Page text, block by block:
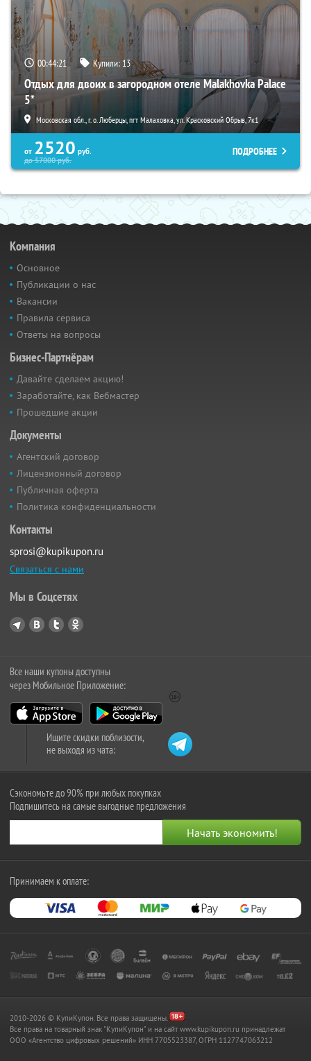
00:44:20 Купили:13
Отдых для двоих в загородном отеле Malakhovka Palace
5*
Московская обл., г. о. Люберцы, пгт Малаховка, ул. Красковский Обрыв, 7к1
от 2520 руб.
до57000руб.
ПОДРОБНЕЕ
Компания
Основное
Публикации о нас
Вакансии
Правила сервиса
Ответы на вопросы
Бизнес-Партнёрам
Давайте сделаем акцию!
Заработайте, как Вебмастер
Прошедшие акции
Документы
Агентский договор
Лицензионный договор
Публичная оферта
Политика конфиденциальности
Контакты
sprosi@kupikupon.ru
Связаться с нами
Мы в Соцсетях
Все наши купоны доступны
через Мобильное Приложение:
Ищите скидки поблизости,
не выходя из чата:
Сэкономьте до 90% при любых покупках
Подпишитесь на самые выгодные предложения
Принимаем к оплате:
2010-2026 © КупиКупон. Все права защищены.
Все права на товарный знак "КупиКупон" и на сайт www.kupikupon.ru принадлежат
OOO «Агентство цифровых решений» ИНН 7705523387, ОГРН 1127747063212